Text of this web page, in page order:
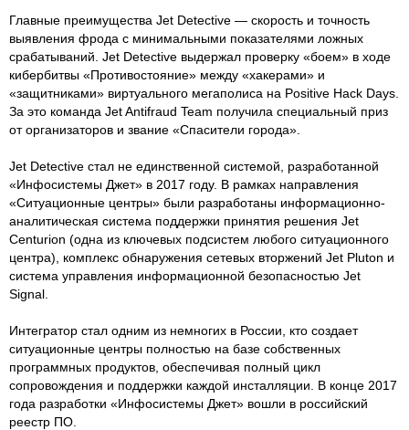
Главные преимущества Jet Detective — скорость и точность
выявления фрода с минимальными показателями ложных
срабатываний. Jet Detective выдержал проверку «боем» в ходе
кибербитвы «Противостояние» между «хакерами» и
«защитниками» виртуального мегаполиса на Positive Hack Days.
За это команда Jet Antifraud Team получила специальный приз
от организаторов и звание «Спасители города».
Jet Detective стал не единственной системой, разработанной
«Инфосистемы Джет» в 2017 году. В рамках направления
«Ситуационные центры» были разработаны информационно-
аналитическая система поддержки принятия решения Jet
Centurion (одна из ключевых подсистем любого ситуационного
центра), комплекс обнаружения сетевых вторжений Jet Pluton и
система управления информационной безопасностью Jet
Signal.
Интегратор стал одним из немногих в России, кто создает
ситуационные центры полностью на базе собственных
программных продуктов, обеспечивая полный цикл
сопровождения и поддержки каждой инсталляции. В конце 2017
года разработки «Инфосистемы Джет» вошли в российский
реестр ПО.